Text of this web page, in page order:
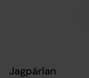
Jagpärlan